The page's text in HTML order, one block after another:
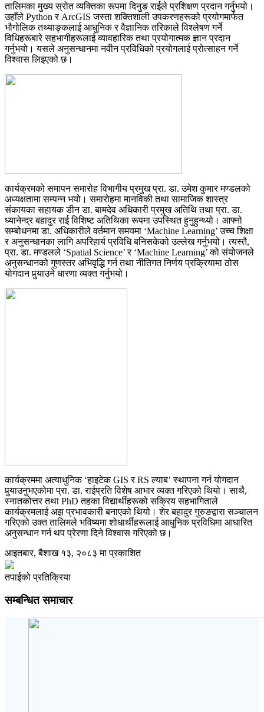
तालिमका मुख्य स्रोत व्यक्तिका रूपमा दिनुङ राईले प्रशिक्षण प्रदान गर्नुभयो।
उहाँले Python र ArcGIS जस्ता शक्तिशाली उपकरणहरूको प्रयोगमार्फत
भौगोलिक तथ्याङ्कलाई आधुनिक र वैज्ञानिक तरिकाले विश्लेषण गर्ने
विधिहरूबारे सहभागीहरूलाई व्यावहारिक तथा प्रयोगात्मक ज्ञान प्रदान
गर्नुभयो। यसले अनुसन्धानमा नवीन प्रविधिको प्रयोगलाई प्रोत्साहन गर्ने
विश्वास लिइएको छ।
कार्यक्रमको समापन समारोह विभागीय प्रमुख प्रा. डा. उमेश कुमार मण्डलको
अध्यक्षतामा सम्पन्न भयो। समारोहमा मानविकी तथा सामाजिक शास्त्र
संकायका सहायक डीन डा. बामदेव अधिकारी प्रमुख अतिथि तथा प्रा. डा.
ध्यानेन्द्र बहादुर राई विशिष्ट अतिथिका रूपमा उपस्थित हुनुहुन्थ्यो। आफ्नो
सम्बोधनमा डा. अधिकारीले वर्तमान समयमा ‘Machine Learning’ उच्च शिक्षा
र अनुसन्धानका लागि अपरिहार्य प्रविधि बनिसकेको उल्लेख गर्नुभयो। त्यस्तै,
प्रा. डा. मण्डलले ‘Spatial Science’ र ‘Machine Learning’ को संयोजनले
अनुसन्धानको गुणस्तर अभिवृद्धि गर्न तथा नीतिगत निर्णय प्रक्रियामा ठोस
योगदान पुर्‍याउने धारणा व्यक्त गर्नुभयो।
कार्यक्रममा अत्याधुनिक ‘हाइटेक GIS र RS ल्याब’ स्थापना गर्न योगदान
पुर्‍याउनुभएकोमा प्रा. डा. राईप्रति विशेष आभार व्यक्त गरिएको थियो। साथै,
स्नातकोत्तर तथा PhD तहका विद्यार्थीहरूको सक्रिय सहभागिताले
कार्यक्रमलाई अझ प्रभावकारी बनाएको थियो। शेर बहादुर गुरुङद्वारा सञ्चालन
गरिएको उक्त तालिमले भविष्यमा शोधार्थीहरूलाई आधुनिक प्रविधिमा आधारित
अनुसन्धान गर्न थप प्रेरणा दिने विश्वास गरिएको छ।
आइतबार, बैशाख १३, २०८३ मा प्रकाशित
तपाईको प्रतिक्रिया
सम्बन्धित समाचार